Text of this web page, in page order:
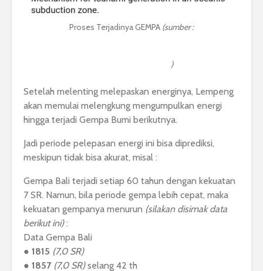
Proses Terjadinya GEMPA (sumber :
)
Setelah melenting melepaskan energinya, Lempeng
akan memulai melengkung mengumpulkan energi
hingga terjadi Gempa Bumi berikutnya.
Jadi periode pelepasan energi ini bisa diprediksi,
meskipun tidak bisa akurat, misal :
Gempa Bali terjadi setiap 60 tahun dengan kekuatan
7 SR. Namun, bila periode gempa lebih cepat, maka
kekuatan gempanya menurun (silakan disimak data
berikut ini):
Data Gempa Bali
● 1815 (7,0 SR)
● 1857 (7,0 SR)selang 42 th